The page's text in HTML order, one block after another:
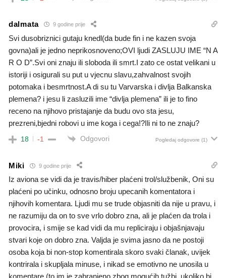
dalmata 9 godine prije
Svi dusobriznici gutaju knedl(da bude fin i ne kazen svoja
govna)ali je jedno neprikosnoveno;OVI ljudi ZASLUJU IME “N A
R O D”.Svi oni znaju ili sloboda ili smrt.I zato ce ostat velikani u
istoriji i osigurali su put u vjecnu slavu,zahvalnost svojih
potomaka i besmrtnost.A di su tu Varvarska i divlja Balkanska
plemena? i jesu li zasluzili ime “divlja plemena” ili je to fino
receno na njihovo pristajanje da budu ovo sta jesu,
prezreni,bjedni robovi u ime koga i cega!?Ili ni to ne znaju?
18 -1 Odgovori Pogledaj odgovore (1)
Miki 9 godine prije
Iz aviona se vidi da je travis/hiber plaćeni trol/službenik, Oni su
plaćeni po učinku, odnosno broju upecanih komentatora i
njihovih komentara. Ljudi mu se trude objasniti da nije u pravu, i
ne razumiju da on to sve vrlo dobro zna, ali je plaćen da trola i
provocira, i smije se kad vidi da mu repliciraju i objašnjavaju
stvari koje on dobro zna. Valjda je svima jasno da ne postoji
osoba koja bi non-stop komentirala skoro svaki članak, uvijek
kontrirala i skupljala minuse, i nikad se emotivno ne unosila u
komentare (to im je zabranjeno zbog mogućih tužbi, ukoliko bi